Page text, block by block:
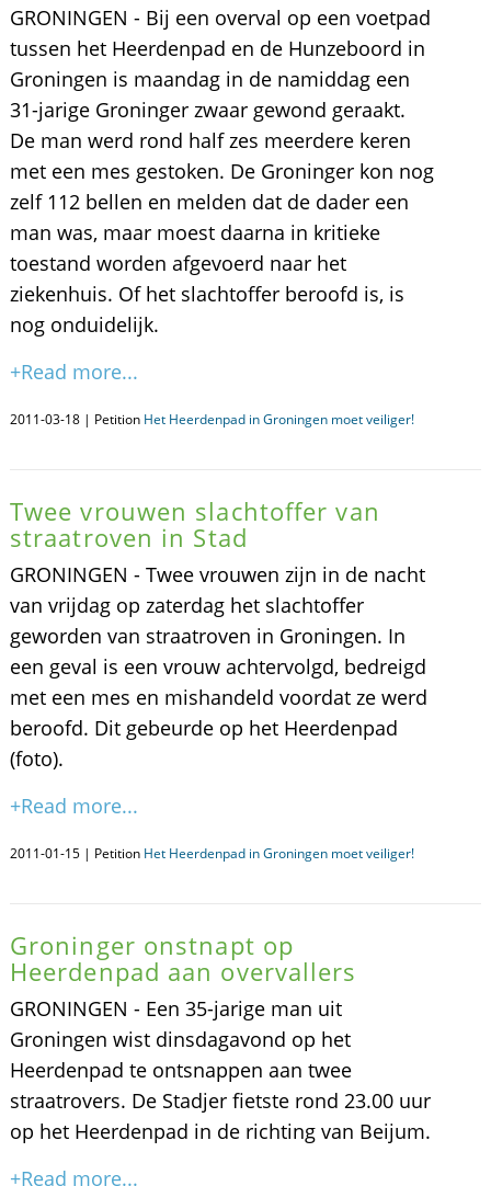
GRONINGEN - Bij een overval op een voetpad
tussen het Heerdenpad en de Hunzeboord in
Groningen is maandag in de namiddag een
31-jarige Groninger zwaar gewond geraakt.
De man werd rond half zes meerdere keren
met een mes gestoken. De Groninger kon nog
zelf 112 bellen en melden dat de dader een
man was, maar moest daarna in kritieke
toestand worden afgevoerd naar het
ziekenhuis. Of het slachtoffer beroofd is, is
nog onduidelijk.
+Read more...
2011-03-18 | Petition Het Heerdenpad in Groningen moet veiliger!
Twee vrouwen slachtoffer van
straatroven in Stad
GRONINGEN - Twee vrouwen zijn in de nacht
van vrijdag op zaterdag het slachtoffer
geworden van straatroven in Groningen. In
een geval is een vrouw achtervolgd, bedreigd
met een mes en mishandeld voordat ze werd
beroofd. Dit gebeurde op het Heerdenpad
(foto).
+Read more...
2011-01-15 | Petition Het Heerdenpad in Groningen moet veiliger!
Groninger onstnapt op
Heerdenpad aan overvallers
GRONINGEN - Een 35-jarige man uit
Groningen wist dinsdagavond op het
Heerdenpad te ontsnappen aan twee
straatrovers. De Stadjer fietste rond 23.00 uur
op het Heerdenpad in de richting van Beijum.
+Read more...